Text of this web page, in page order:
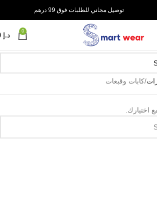
توصيل مجاني للطلبات فوق 99 درهم
0
د.إ
كابات وقبعات
اختيارك.